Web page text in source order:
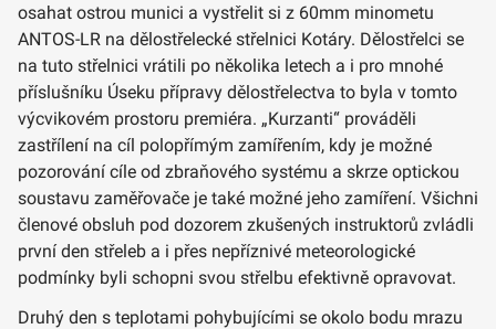
osahat ostrou munici a vystřelit si z 60mm minometu
ANTOS-LR na dělostřelecké střelnici Kotáry. Dělostřelci se
na tuto střelnici vrátili po několika letech a i pro mnohé
příslušníku Úseku přípravy dělostřelectva to byla v tomto
výcvikovém prostoru premiéra. „Kurzanti“ prováděli
zastřílení na cíl polopřímým zamířením, kdy je možné
pozorování cíle od zbraňového systému a skrze optickou
soustavu zaměřovače je také možné jeho zamíření. Všichni
členové obsluh pod dozorem zkušených instruktorů zvládli
první den střeleb a i přes nepříznivé meteorologické
podmínky byli schopni svou střelbu efektivně opravovat.
Druhý den s teplotami pohybujícími se okolo bodu mrazu